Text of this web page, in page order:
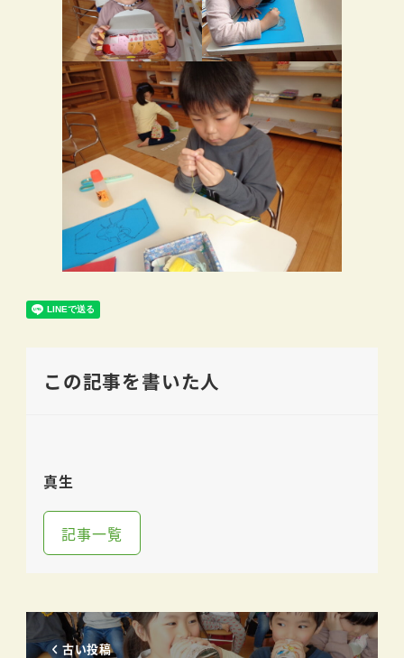
この記事を書いた人
真生
記事一覧
古い投稿